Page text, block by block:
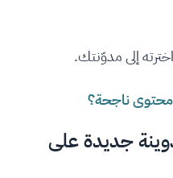
إلى مدوّنتك.
ناجحة؟
جديدة على